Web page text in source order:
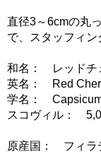
直径3～6cmの丸
で、スタッフィン
和名： レッドチ
英名： Red
学名：
スコヴィル：
原産国： フィラ